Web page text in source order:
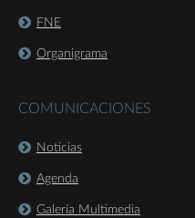
FNE
Organigrama
COMUNICACIONES
Noticias
Agenda
Galería Multimedia